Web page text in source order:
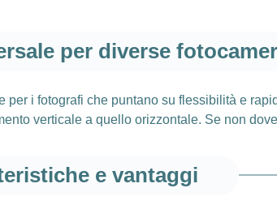
per diverse
i fotografi che puntano su flessibilità e
verticale a quello orizzontale. Se non
e vantaggi